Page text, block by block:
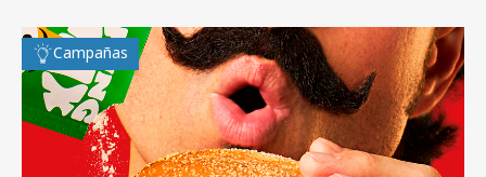
Campañas